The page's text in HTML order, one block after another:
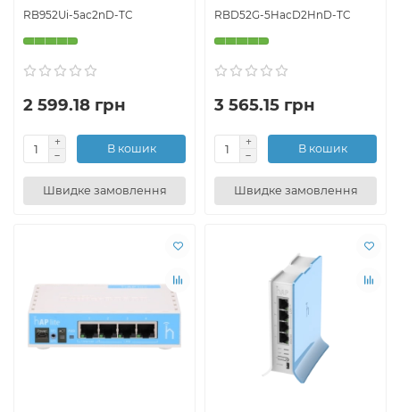
RB952Ui-5ac2nD-TC
2 599.18 грн
В кошик
Швидке замовлення
RBD52G-5HacD2HnD-TC
3 565.15 грн
В кошик
Швидке замовлення